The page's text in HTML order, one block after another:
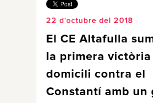
22 d'octubre del 2018
El CE Altafulla
la primera victòria
domicili contra el
Constantí amb un